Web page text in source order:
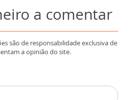
a comentar
são de responsabilidade exclusiva de
a opinião do site.